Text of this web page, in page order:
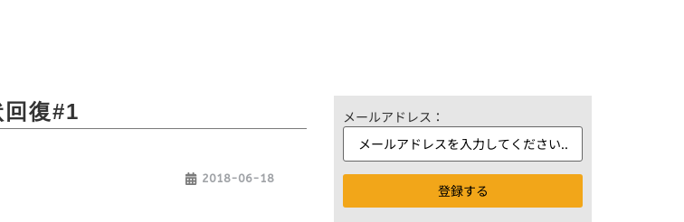
復#1
2018-06-18
メールアドレス：